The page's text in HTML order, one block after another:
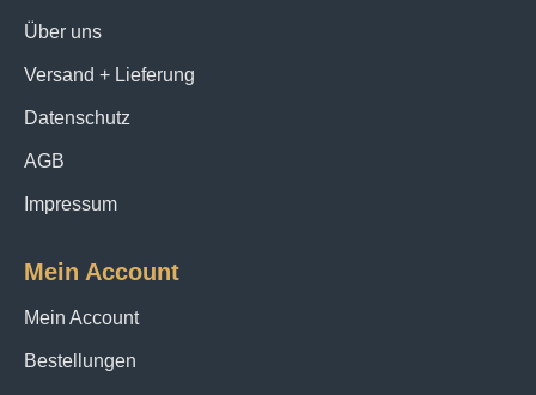
Über uns
Versand + Lieferung
Datenschutz
AGB
Impressum
Mein Account
Mein Account
Bestellungen